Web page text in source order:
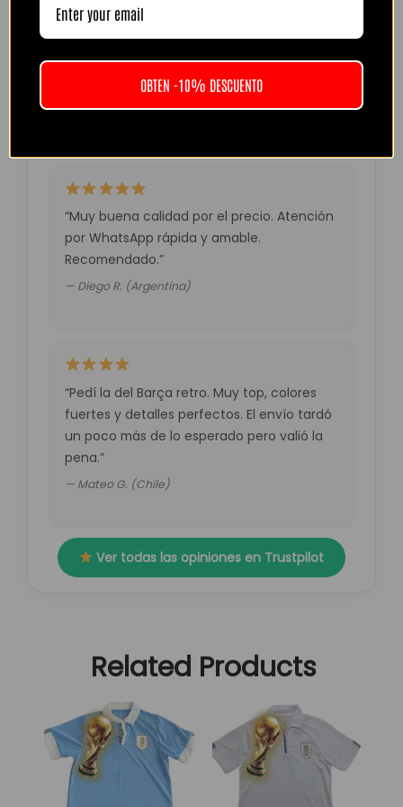
“Camiseta mejor de lo esperado. El envío
tardó unos días pero llegó perfecta.
Volveré a comprar seguro.”
— Laura M. (España)
“Muy buena calidad por el precio. Atención
por WhatsApp rápida y amable.
Recomendado.”
— Diego R. (Argentina)
“Pedí la del Barça retro. Muy top, colores
fuertes y detalles perfectos. El envío tardó
un poco más de lo esperado pero valió la
pena.”
— Mateo G. (Chile)
Ver todas las opiniones en Trustpilot
Related Products
El
precio
original
era:
89,95 €.
precio
actual
es:
29,95 €.
Este
producto
tiene
múltiples
variantes.
El
precio
original
89,95 €.
precio
actual
es:
Este
producto
tiene
múltiples
variantes.
OBTEN -10% DESCUENTO